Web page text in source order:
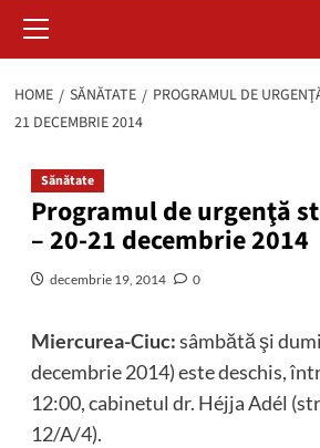
Menu
HOME SĂNĂTATE
PROGRAMUL DE
21 DECEMBRIE 2014
Sănătate
Programul de urgenţă
– 20-21 decembrie 2014
decembrie 19, 2014 0
Miercurea-Ciuc:sâmbătă şi
decembrie 2014) este deschis,
12:00, cabinetul dr. Héjja Adél
12/A/4).